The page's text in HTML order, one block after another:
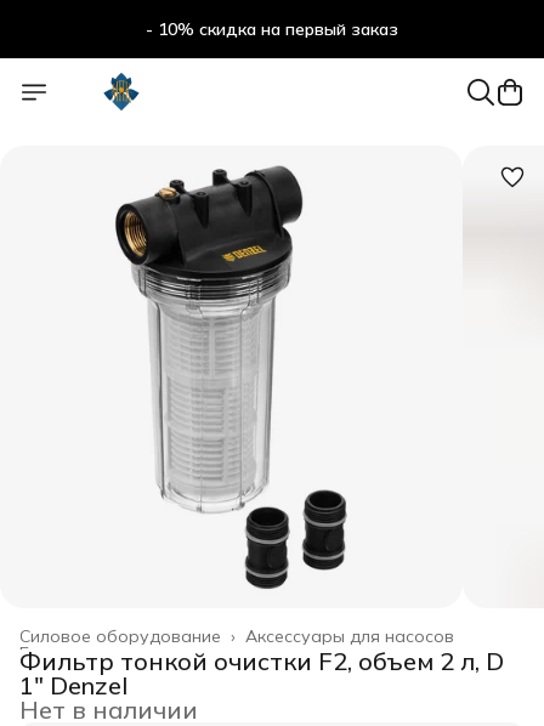
- 10% скидка на первый заказ
Аксессуары для насосов
Силовое оборудование ›
Главная ›
Фильтр тонкой очистки F2, объем 2 л, D
1" Denzel
Нет в наличии